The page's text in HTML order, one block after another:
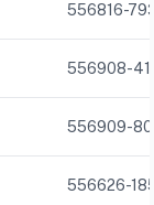
556816-
556908-
556909-
556626-